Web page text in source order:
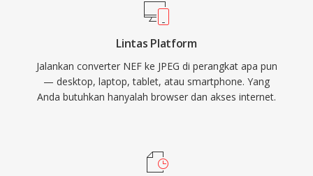
Lintas Platform
Jalankan converter NEF ke JPEG di perangkat apa pun
— desktop, laptop, tablet, atau smartphone. Yang
Anda butuhkan hanyalah browser dan akses internet.